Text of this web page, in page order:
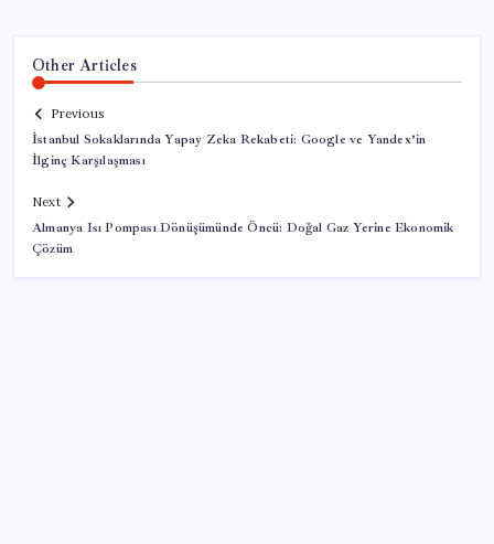
Other Articles
Previous
İstanbul Sokaklarında Yapay Zeka Rekabeti: Google ve Yandex’in
İlginç Karşılaşması
Next
Almanya Isı Pompası Dönüşümünde Öncü: Doğal Gaz Yerine Ekonomik
Çözüm